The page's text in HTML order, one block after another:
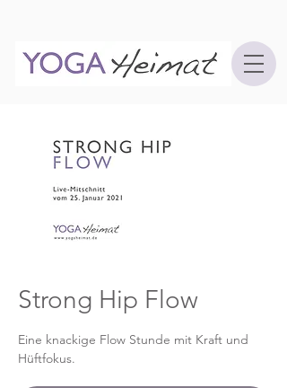
Strong Hip Flow
Eine knackige Flow Stunde mit Kraft und
Hüftfokus.